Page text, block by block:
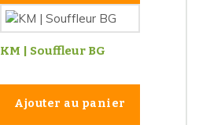
KM | Souffleur BG
Ajouter au panier